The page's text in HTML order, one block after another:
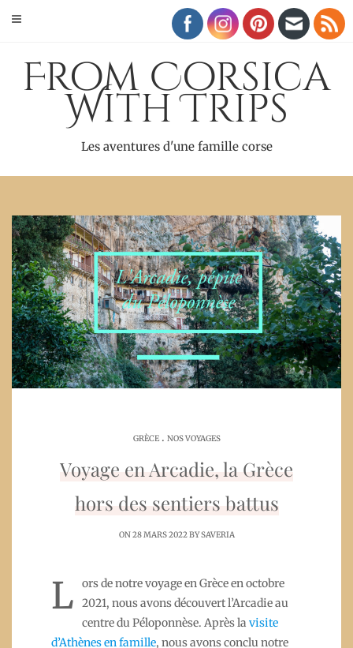
From Corsica
With Trips
Les aventures d'une famille corse
GRÈCE. NOS VOYAGES
Voyage en Arcadie, la Grèce
hors des sentiers battus
ON 28 MARS 2022 BYSAVERIA
L
ors de notre voyage en Grèce en octobre
2021, nous avons découvert l’Arcadie au
centre du Péloponnèse. Après la visite
d’Athènes en famille, nous avons conclu notre